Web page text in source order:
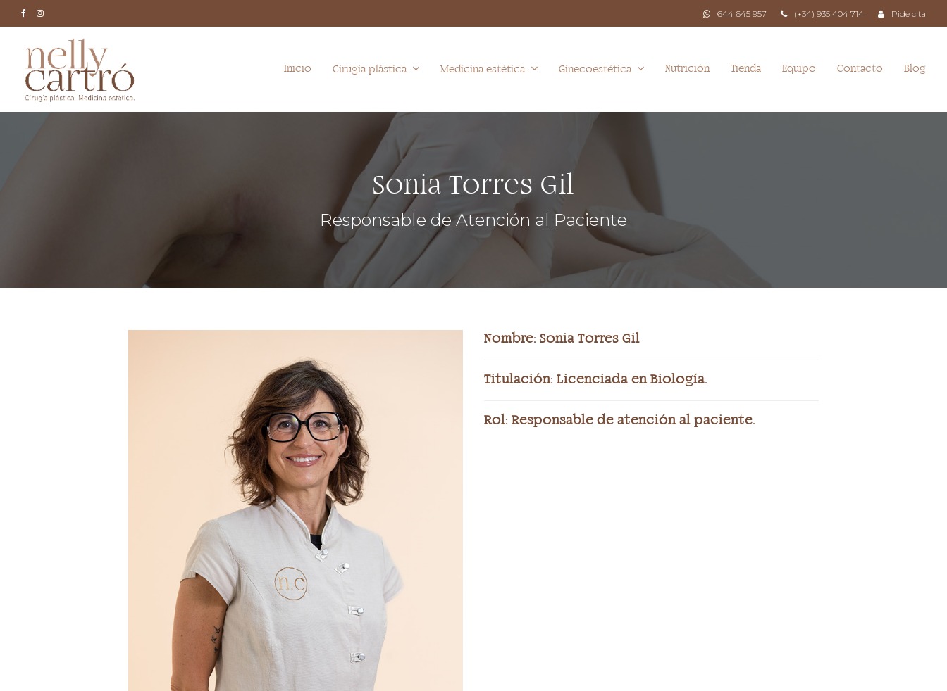
FacebookInstagram 644 645 957 (+34) 935 404 714 Pide cita
Inicio Cirugía plástica Medicina estética Ginecoestética Nutrición Tienda Equipo Contacto Blog
Sonia Torres Gil
Responsable de Atención al Paciente
Nombre: Sonia Torres Gil
Titulación: Licenciada en Biología.
Rol: Responsable de atención al paciente.